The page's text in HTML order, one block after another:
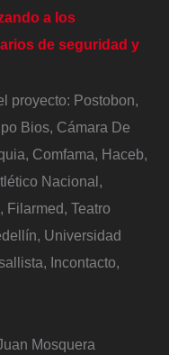
a los
de seguridad y
proyecto: Postobon,
Bios, Cámara De
Comfama, Haceb,
Nacional,
Filarmed, Teatro
Universidad
Incontacto,
Mosquera